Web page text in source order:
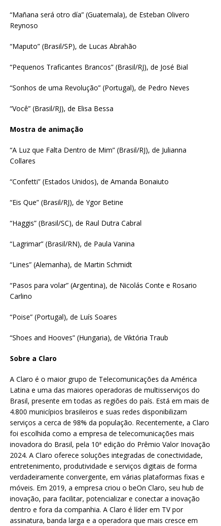
“Mañana será otro día” (Guatemala), de Esteban Olivero
Reynoso
“Maputo” (Brasil/SP), de Lucas Abrahão
“Pequenos Traficantes Brancos” (Brasil/RJ), de José Bial
“Sonhos de uma Revolução” (Portugal), de Pedro Neves
“Você” (Brasil/RJ), de Elisa Bessa
Mostra de animação
“A Luz que Falta Dentro de Mim” (Brasil/RJ), de Julianna
Collares
“Confetti” (Estados Unidos), de Amanda Bonaiuto
“Eis Que” (Brasil/RJ), de Ygor Betine
“Haggis” (Brasil/SC), de Raul Dutra Cabral
“Lagrimar” (Brasil/RN), de Paula Vanina
“Lines” (Alemanha), de Martin Schmidt
“Pasos para volar” (Argentina), de Nicolás Conte e Rosario
Carlino
“Poise” (Portugal), de Luís Soares
“Shoes and Hooves” (Hungaria), de Viktória Traub
Sobre a Claro
A Claro é o maior grupo de Telecomunicações da América
Latina e uma das maiores operadoras de multisserviços do
Brasil, presente em todas as regiões do país. Está em mais de
4.800 municípios brasileiros e suas redes disponibilizam
serviços a cerca de 98% da população. Recentemente, a Claro
foi escolhida como a empresa de telecomunicações mais
inovadora do Brasil, pela 10ª edição do Prêmio Valor Inovação
2024. A Claro oferece soluções integradas de conectividade,
entretenimento, produtividade e serviços digitais de forma
verdadeiramente convergente, em várias plataformas fixas e
móveis. Em 2019, a empresa criou o beOn Claro, seu hub de
inovação, para facilitar, potencializar e conectar a inovação
dentro e fora da companhia. A Claro é líder em TV por
assinatura, banda larga e a operadora que mais cresce em